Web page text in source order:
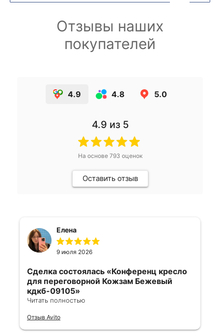
Отзывы наших
покупателей
4.9 4.8 5.0
4.9 из 5
На основе 793 оценок
Оставить отзыв
Елена
9 июля 2026
Сделка состоялась «Конференц кресло
для переговорной Кожзам Бежевый
кдкб-09105»
ответы очень быстрые, всегда на связи.
Все подробно сфотографировали перед
Читать полностью
Отзыв Avito